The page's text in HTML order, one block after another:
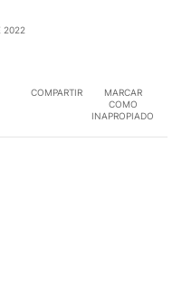
2022
COMPARTIR
MARCAR
COMO
INAPROPIADO